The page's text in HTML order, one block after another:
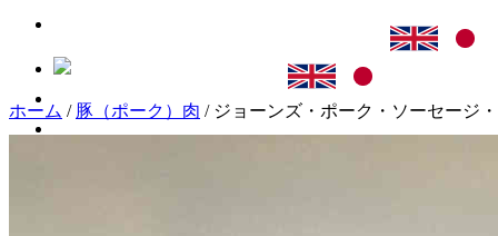
ログイン
アカウント登録
ホーム / 豚（ポーク）肉 / ジョーンズ・ポーク・ソーセージ